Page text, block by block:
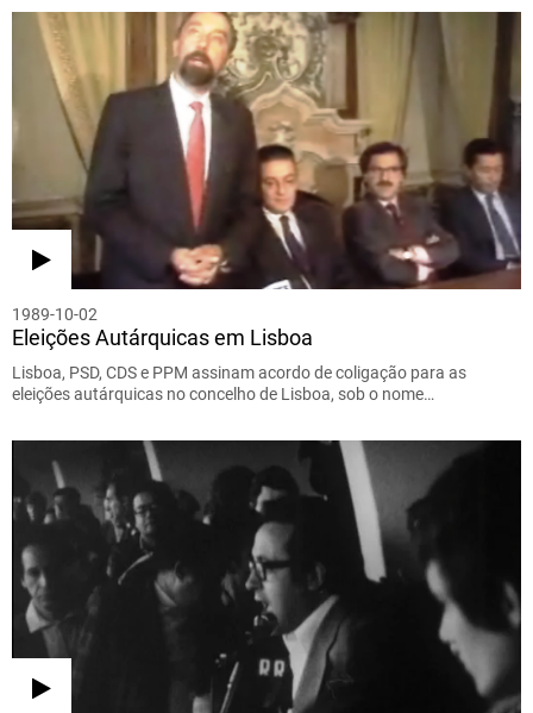
1989-10-02
Eleições Autárquicas em Lisboa
Lisboa, PSD, CDS e PPM assinam acordo de coligação para as
eleições autárquicas no concelho de Lisboa, sob o nome…